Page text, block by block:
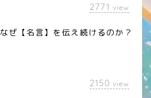
2771 view
なぜ【名言】を伝え続けるのか？
2150 view